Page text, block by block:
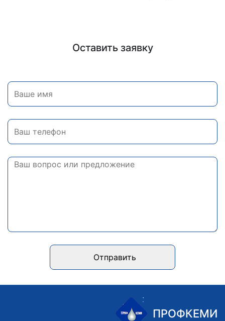
Оставить заявку
Отправить
ПРОФКЕМИ